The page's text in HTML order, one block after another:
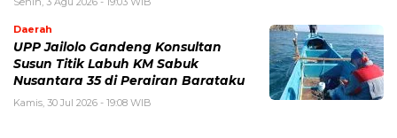
Daerah
UPP Jailolo Gandeng Konsultan
Susun Titik Labuh KM Sabuk
Nusantara 35 di Perairan Barataku
Kamis, 30 Jul 2026 - 19:08 WIB